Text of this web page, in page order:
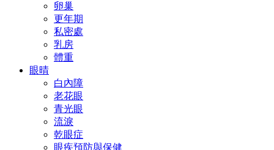
卵巢
更年期
私密處
乳房
體重
眼晴
白內障
老花眼
青光眼
流淚
乾眼症
眼疾預防與保健